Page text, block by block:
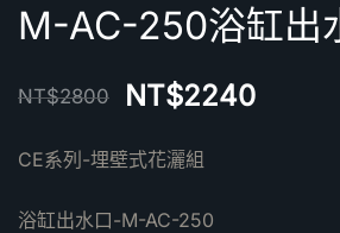
M-AC-250浴缸出
NT$2800 NT$2240
CE系列-埋壁式花灑組
浴缸出水口-M-AC-250